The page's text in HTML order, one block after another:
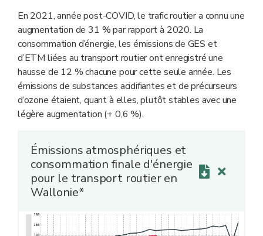
En 2021, année post-COVID, le trafic routier a connu une
augmentation de 31 % par rapport à 2020. La
consommation d’énergie, les émissions de GES et
d’ETM liées au transport routier ont enregistré une
hausse de 12 % chacune pour cette seule année. Les
émissions de substances acidifiantes et de précurseurs
d’ozone étaient, quant à elles, plutôt stables avec une
légère augmentation (+ 0,6 %).
Émissions atmosphériques et
consommation finale d'énergie
pour le transport routier en
Wallonie*